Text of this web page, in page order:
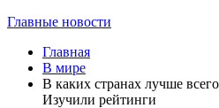
Главные новости
Главная
В мире
В каких странах лучше
Изучили рейтинги